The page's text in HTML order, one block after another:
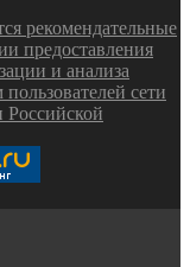
рекомендательные
предоставления
и анализа
сети
Российской